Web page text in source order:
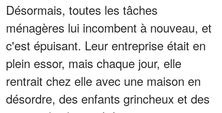
Désormais, toutes les tâches
ménagères lui incombent à nouveau, et
c'est épuisant. Leur entreprise était en
plein essor, mais chaque jour, elle
rentrait chez elle avec une maison en
désordre, des enfants grincheux et des